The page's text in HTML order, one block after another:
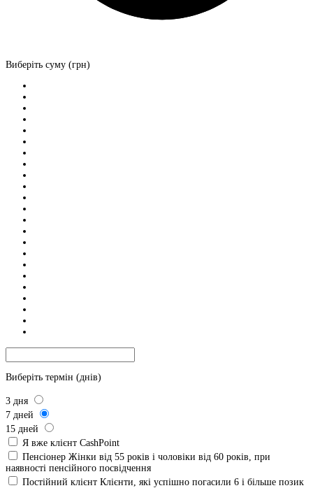
Виберіть суму (грн)
Виберіть термін (днів)
3 дня
7 дней
15 дней
Я вже клієнт CashPoint
Пенсіонер Жінки від 55 років і чоловіки від 60 років, при
наявності пенсійного посвідчення
Постійний клієнт Клієнти, які успішно погасили 6 і більше позик